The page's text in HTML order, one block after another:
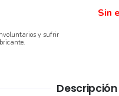
y sufrir
Sin
Descripción